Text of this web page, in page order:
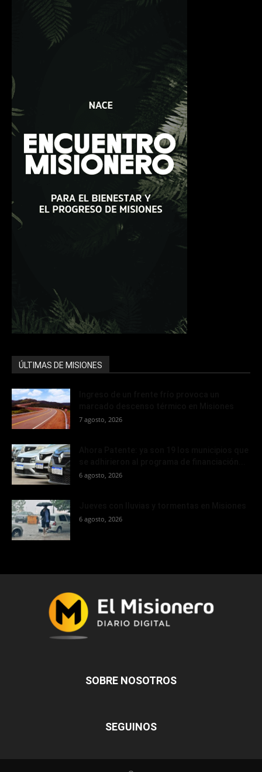
ÚLTIMAS DE MISIONES
7 agosto, 2026
6 agosto, 2026
6 agosto, 2026
SOBRE NOSOTROS
SEGUINOS